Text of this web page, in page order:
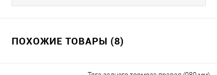
ПОХОЖИЕ ТОВАРЫ (8)